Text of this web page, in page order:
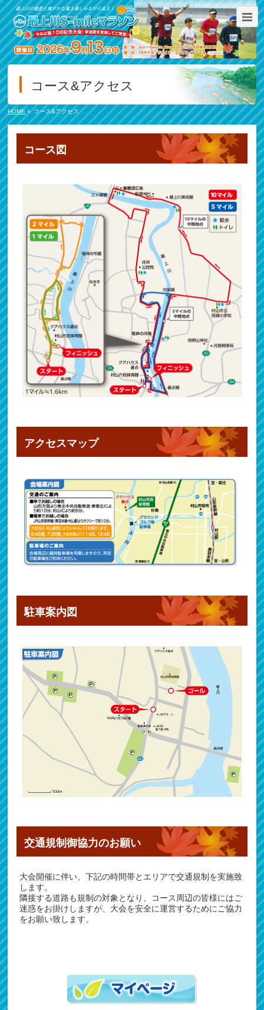
コース&アクセス
HOME » コース&アクセス
コース図
アクセスマップ
駐車案内図
交通規制御協力のお願い
大会開催に伴い、下記の時間帯とエリアで交通規制を実施致
します。
隣接する道路も規制の対象となり、コース周辺の皆様にはご
迷惑をお掛けしますが、大会を安全に運営するためにご協力
をお願い致します。